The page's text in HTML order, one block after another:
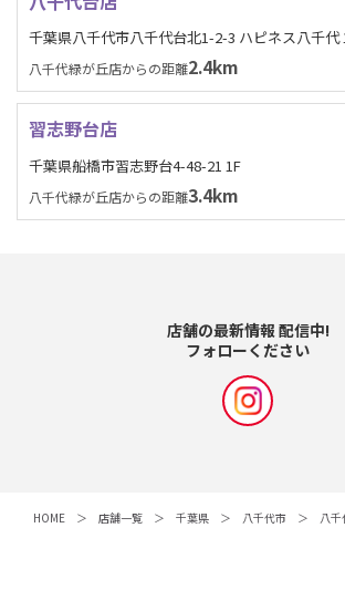
千葉県八千代市八千代台北1-2-3 ハピネス八千代
八千代緑が丘店からの距離2.4km
習志野台店
千葉県船橋市習志野台4-48-21 1F
八千代緑が丘店からの距離3.4km
店舗の最新情報 配信中!
フォローください
HOME 店舗一覧 千葉県 八千代市 八